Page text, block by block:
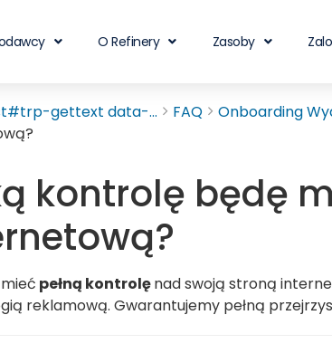
O Refinery Zasoby
gettext data-... FAQ Onboarding
kontrolę będę
pełną kontrolęnad swoją stroną
reklamową. Gwarantujemy pełną